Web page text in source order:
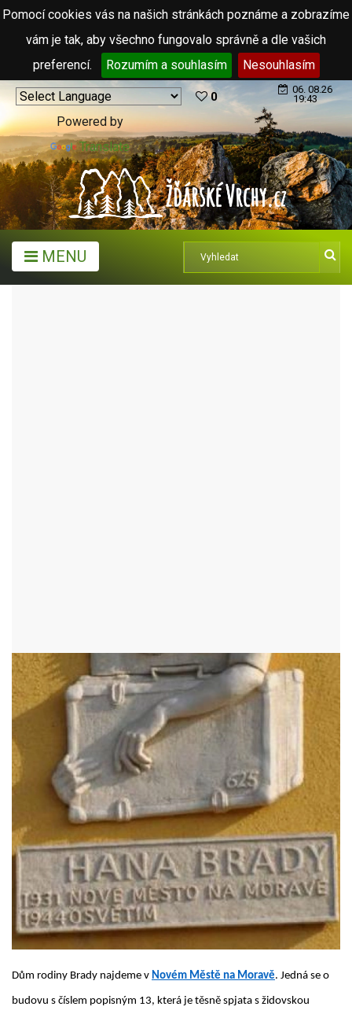
Pomocí cookies vás na našich stránkách poznáme a zobrazíme
vám je tak, aby všechno fungovalo správně a dle vašich
preferencí.
Rozumím a souhlasím Nesouhlasím
Powered by
Translate
0
06. 08.26
19:43
MENU
Dům rodiny Brady najdeme v Novém Městě na Moravě. Jedná se o
budovu s číslem popisným 13, která je těsně spjata s židovskou